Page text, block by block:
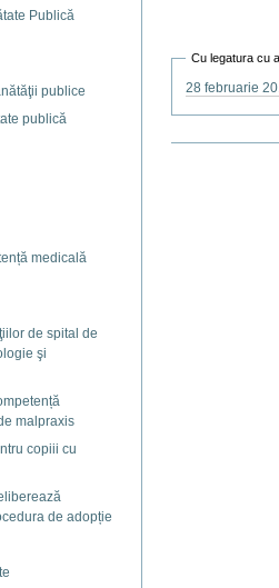
Publică
publice
publică
medicală
de spital de
şi
malpraxis
copiii cu
de adopție
Cu legatura cu
28 februarie